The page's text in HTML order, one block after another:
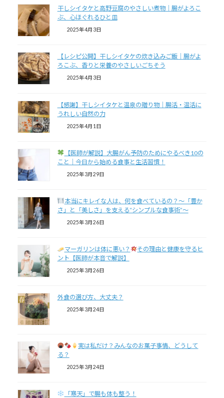
干しシイタケと高野豆腐のやさしい煮物｜腸がよろこ
ぶ、心ほぐれるひと皿
2025年4月3日
【レシピ公開】干しシイタケの炊き込みご飯｜腸がよ
ろこぶ、香りと栄養のやさしいごちそう
2025年4月3日
【感謝】干しシイタケと温泉の贈り物｜腸活・温活に
うれしい自然の力
2025年4月1日
【医師が解説】大腸がん予防のためにやるべき10の
こと｜今日から始める食事と生活習慣！
2025年3月29日
本当にキレイな人は、何を食べているの？～「豊か
さ」と「美しさ」を支える“シンプルな食事術”～
2025年3月26日
マーガリンは体に悪い？
その理由と健康を守るヒ
ント【医師が本音で解説】
2025年3月26日
外食の選び方、大丈夫？
2025年3月24日
実は私だけ？みんなのお菓子事情、どうして
る？
2025年3月24日
「寒天」で腸も体も整う！